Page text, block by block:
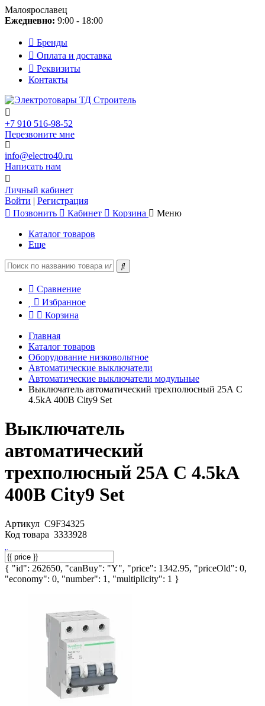
Малоярославец
Ежедневно: 9:00 - 18:00
Бренды
Оплата и доставка
Реквизиты
Контакты
+7 910 516-98-52
Перезвоните мне
info@electro40.ru
Написать нам
Личный кабинет
Войти | Регистрация
Позвонить
Кабинет Корзина Меню
Каталог товаров
Еще
Сравнение
Избранное
Корзина
Главная
Каталог товаров
Оборудование низковольтное
Автоматические выключатели
Автоматические выключатели модульные
Выключатель автоматический трехполюсный 25А С
4.5kA 400В City9 Set
Выключатель
автоматический
трехполюсный 25А С 4.5kA
400В City9 Set
Артикул C9F34325
Код товара 3333928
{ "id": 262650, "canBuy": "Y", "price": 1342.95, "priceOld": 0,
"economy": 0, "number": 1, "multiplicity": 1 }